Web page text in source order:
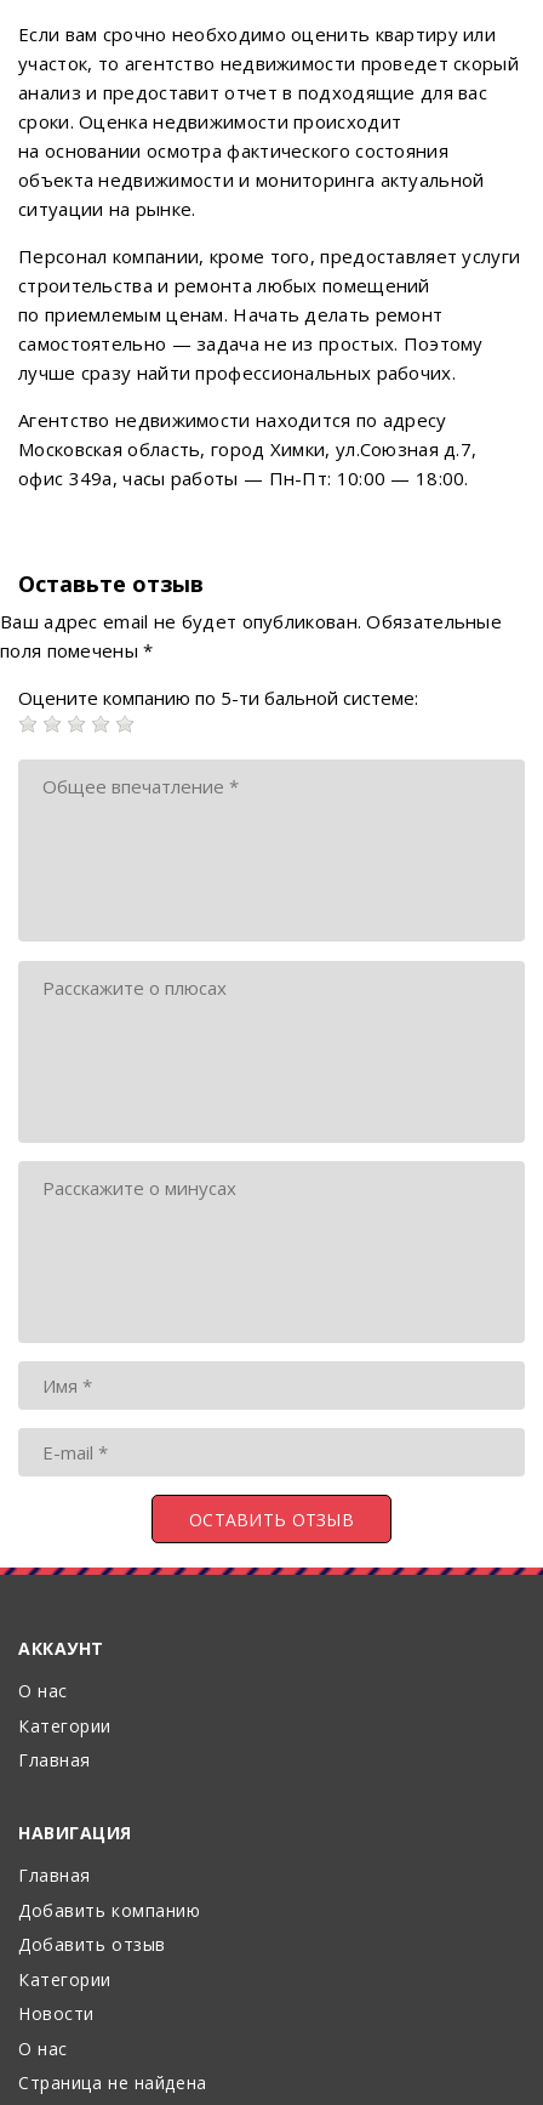
Если вам срочно необходимо оценить квартиру или
участок, то агентство недвижимости проведет скорый
анализ и предоставит отчет в подходящие для вас
сроки. Оценка недвижимости происходит
на основании осмотра фактического состояния
объекта недвижимости и мониторинга актуальной
ситуации на рынке.
Персонал компании, кроме того, предоставляет услуги
строительства и ремонта любых помещений
по приемлемым ценам. Начать делать ремонт
самостоятельно — задача не из простых. Поэтому
лучше сразу найти профессиональных рабочих.
Агентство недвижимости находится по адресу
Московская область, город Химки, ул.Союзная д.7,
офис 349а, часы работы — Пн-Пт: 10:00 — 18:00.
Оставьте отзыв
Ваш адрес email не будет опубликован. Обязательные
поля помечены*
Оцените компанию по 5-ти бальной системе:
АККАУНТ
О нас
Категории
Главная
НАВИГАЦИЯ
Главная
Добавить компанию
Добавить отзыв
Категории
Новости
О нас
Страница не найдена